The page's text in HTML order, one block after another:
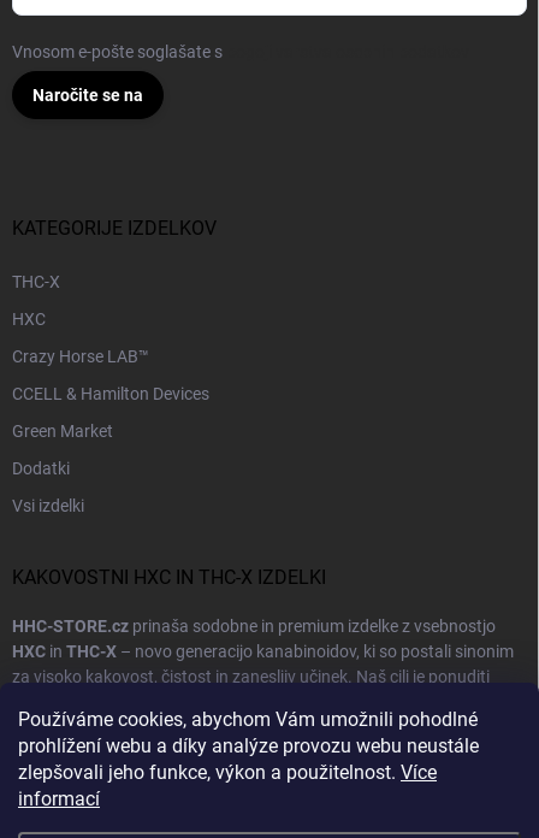
Používáme cookies, abychom Vám umožnili pohodlné
prohlížení webu a díky analýze provozu webu neustále
zlepšovali jeho funkce, výkon a použitelnost. Více
informací
Vnosom e-pošte soglašate s
Naročite se na
KATEGORIJE IZDELKOV
THC-X
HXC
Crazy Horse LAB™
CCELL & Hamilton Devices
Green Market
Dodatki
Vsi izdelki
KAKOVOSTNI HXC IN THC-X IZDELKI
HHC-STORE.cz prinaša sodobne in premium izdelke z vsebnostjo
HXC in THC-X – novo generacijo kanabinoidov, ki so postali sinonim
za visoko kakovost, čistost in zanesljiv učinek. Naš cilj je ponuditi
tehnologijo proizvodnje.
Vsak izdelek v naši ponudbi gre skozi laboratorijsko testiranje
kontrolo kakovosti, da je zagotovljeno natančno odmerjanje in varna
Prikaži več